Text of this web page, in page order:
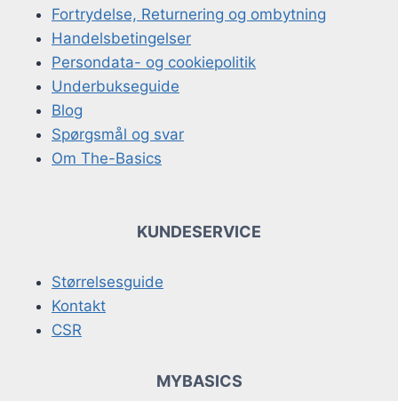
Fortrydelse, Returnering og ombytning
Handelsbetingelser
Persondata- og cookiepolitik
Underbukseguide
Blog
Spørgsmål og svar
Om The-Basics
KUNDESERVICE
Størrelsesguide
Kontakt
CSR
MYBASICS